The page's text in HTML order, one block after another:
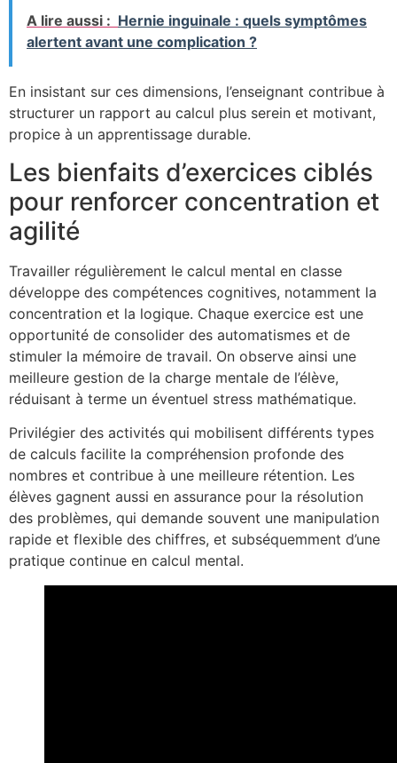
A lire aussi : Hernie inguinale : quels symptômes
alertent avant une complication ?
En insistant sur ces dimensions, l’enseignant contribue à
structurer un rapport au calcul plus serein et motivant,
propice à un apprentissage durable.
Les bienfaits d’exercices ciblés
pour renforcer concentration et
agilité
Travailler régulièrement le calcul mental en classe
développe des compétences cognitives, notamment la
concentration et la logique. Chaque exercice est une
opportunité de consolider des automatismes et de
stimuler la mémoire de travail. On observe ainsi une
meilleure gestion de la charge mentale de l’élève,
réduisant à terme un éventuel stress mathématique.
Privilégier des activités qui mobilisent différents types
de calculs facilite la compréhension profonde des
nombres et contribue à une meilleure rétention. Les
élèves gagnent aussi en assurance pour la résolution
des problèmes, qui demande souvent une manipulation
rapide et flexible des chiffres, et subséquemment d’une
pratique continue en calcul mental.